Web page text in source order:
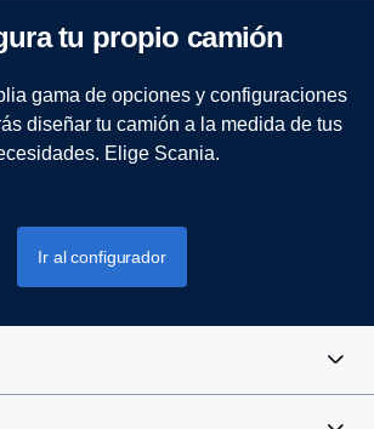
tu propio camión
gama de opciones y configuraciones
diseñar tu camión a la medida de tus
Elige Scania.
Ir al configurador